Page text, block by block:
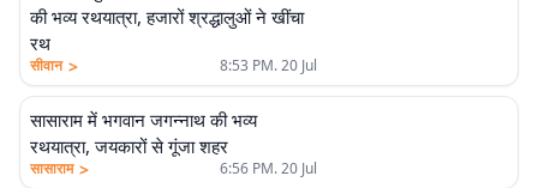
की भव्य रथयात्रा, हजारों श्रद्धालुओं ने खींचा
रथ
सीवान > 8:53 PM. 20 Jul
सासाराम में भगवान जगन्नाथ की भव्य
रथयात्रा, जयकारों से गूंजा शहर
सासाराम > 6:56 PM. 20 Jul